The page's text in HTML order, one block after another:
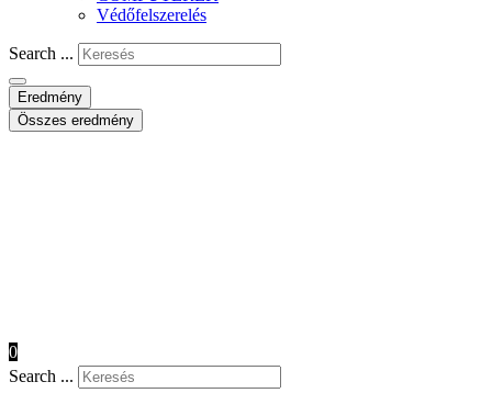
Védőfelszerelés
Search ...
Eredmény
Összes eredmény
0
Search ...